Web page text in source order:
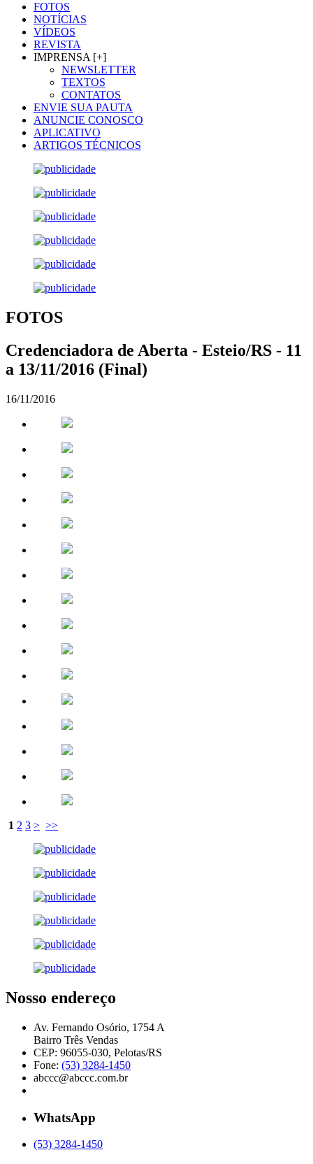
FOTOS
NOTÍCIAS
VÍDEOS
REVISTA
IMPRENSA [+]
NEWSLETTER
TEXTOS
CONTATOS
ENVIE SUA PAUTA
ANUNCIE CONOSCO
APLICATIVO
ARTIGOS TÉCNICOS
FOTOS
Credenciadora de Aberta - Esteio/RS - 11
a 13/11/2016 (Final)
16/11/2016
1 2 3 > >>
Nosso endereço
Av. Fernando Osório, 1754 A
Bairro Três Vendas
CEP: 96055-030, Pelotas/RS
Fone: (53) 3284-1450
abccc@abccc.com.br
WhatsApp
(53) 3284-1450